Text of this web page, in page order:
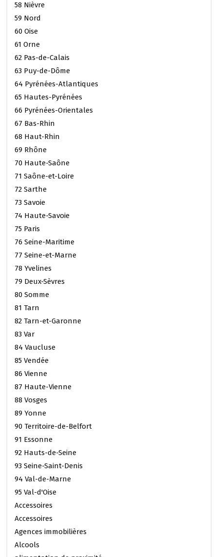
58 Nièvre
59 Nord
60 Oise
61 Orne
62 Pas-de-Calais
63 Puy-de-Dôme
64 Pyrénées-Atlantiques
65 Hautes-Pyrénées
66 Pyrénées-Orientales
67 Bas-Rhin
68 Haut-Rhin
69 Rhône
70 Haute-Saône
71 Saône-et-Loire
72 Sarthe
73 Savoie
74 Haute-Savoie
75 Paris
76 Seine-Maritime
77 Seine-et-Marne
78 Yvelines
79 Deux-Sèvres
80 Somme
81 Tarn
82 Tarn-et-Garonne
83 Var
84 Vaucluse
85 Vendée
86 Vienne
87 Haute-Vienne
88 Vosges
89 Yonne
90 Territoire-de-Belfort
91 Essonne
92 Hauts-de-Seine
93 Seine-Saint-Denis
94 Val-de-Marne
95 Val-d'Oise
Accessoires
Accessoires
Agences immobilières
Alcools